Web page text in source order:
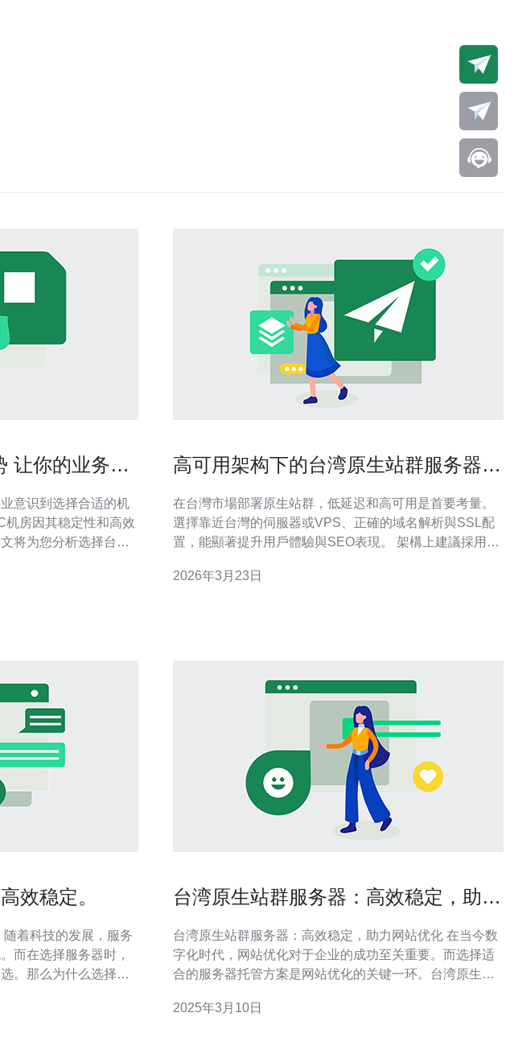
让你的业务更
意识到选择合适的机
机房因其稳定性和高效
将为您分析选择台湾
为东亚重要的通信枢
高可用架构下的台湾原生站群服务器
在台灣市場部署原生站群，低延迟和高可用是首要考量。
選擇靠近台灣的伺服器或VPS、正確的域名解析與SSL配
置，能顯著提升用戶體驗與SEO表現。 架構上建議採用多
依業務需求規劃 active-active 或 active-passive 模式，以
2026年3月23日
效稳定。
而在选择服务器时，
。那么为什么选择台
，拥有先进的技术和
台湾原生站群服务器：高效稳定，助力
台湾原生站群服务器：高效稳定，助力网站优化 在当今数
字化时代，网站优化对于企业的成功至关重要。而选择适
合的服务器托管方案是网站优化的关键一环。台湾原生站
选。本文将介绍台湾原生站群服务器的优势，并探讨其如
2025年3月10日